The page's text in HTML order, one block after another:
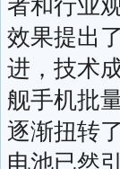
者和行业
效果提出
进，技术
舰手机批
逐渐扭转
电池已然